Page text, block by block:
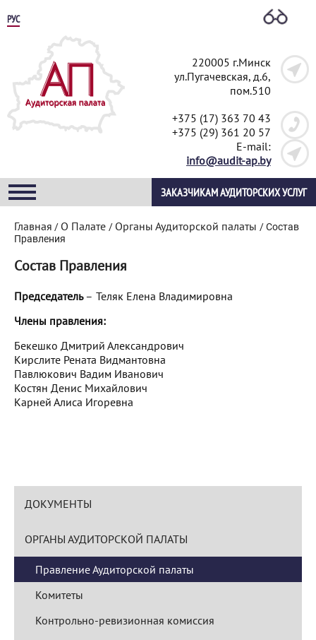
РУС
220005 г.Минск
ул.Пугачевская, д.6,
пом.510
+375 (17) 363 70 43
+375 (29) 361 20 57
E-mail:
info@audit-ap.by
ЗАКАЗЧИКАМ АУДИТОРСКИХ УСЛУГ
Главная / О Палате / Органы Аудиторской палаты /Cостав
Правления
Cостав Правления
Председатель– Теляк Елена Владимировна
Члены правления:
Бекешко Дмитрий Александрович
Кирслите Рената Видмантовна
Павлюкович Вадим Иванович
Костян Денис Михайлович
Карней Алиса Игоревна
ДОКУМЕНТЫ
ОРГАНЫ АУДИТОРСКОЙ ПАЛАТЫ
Правление Аудиторской палаты
Комитеты
Контрольно-ревизионная комиссия